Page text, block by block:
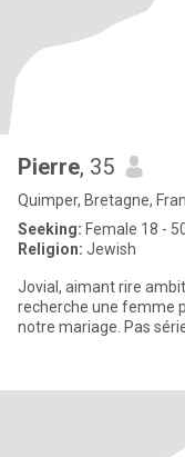
Pierre, 35
Quimper, Bretagne,
Seeking: Female 18 -
Religion: Jewish
Jovial, aimant rire
recherche une femme